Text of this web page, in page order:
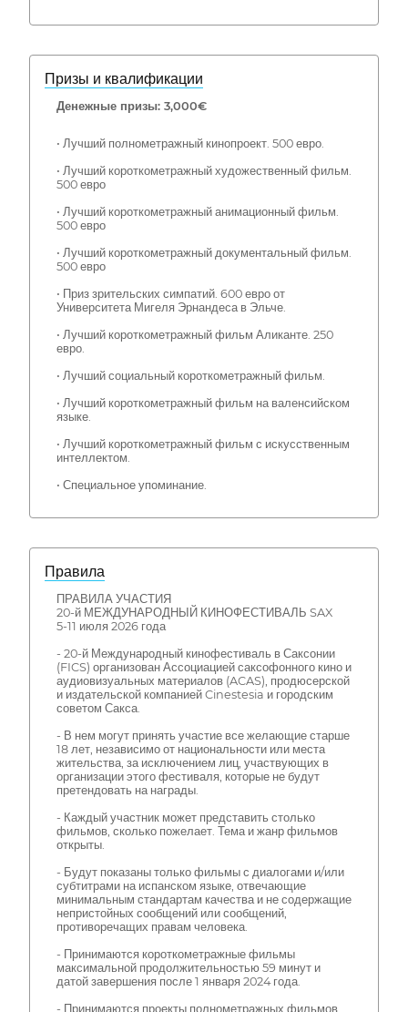
Призы и квалификации
Денежные призы: 3,000€
• Лучший полнометражный кинопроект. 500 евро.
• Лучший короткометражный художественный фильм.
500 евро
• Лучший короткометражный анимационный фильм.
500 евро
• Лучший короткометражный документальный фильм.
500 евро
• Приз зрительских симпатий. 600 евро от
Университета Мигеля Эрнандеса в Эльче.
• Лучший короткометражный фильм Аликанте. 250
евро.
• Лучший социальный короткометражный фильм.
• Лучший короткометражный фильм на валенсийском
языке.
• Лучший короткометражный фильм с искусственным
интеллектом.
• Специальное упоминание.
Правила
ПРАВИЛА УЧАСТИЯ
20-й МЕЖДУНАРОДНЫЙ КИНОФЕСТИВАЛЬ SAX
5-11 июля 2026 года
- 20-й Международный кинофестиваль в Саксонии
(FICS) организован Ассоциацией саксофонного кино и
аудиовизуальных материалов (ACAS), продюсерской
и издательской компанией Cinestesia и городским
советом Сакса.
- В нем могут принять участие все желающие старше
18 лет, независимо от национальности или места
жительства, за исключением лиц, участвующих в
организации этого фестиваля, которые не будут
претендовать на награды.
- Каждый участник может представить столько
фильмов, сколько пожелает. Тема и жанр фильмов
открыты.
- Будут показаны только фильмы с диалогами и/или
субтитрами на испанском языке, отвечающие
минимальным стандартам качества и не содержащие
непристойных сообщений или сообщений,
противоречащих правам человека.
- Принимаются короткометражные фильмы
максимальной продолжительностью 59 минут и
датой завершения после 1 января 2024 года.
- Принимаются проекты полнометражных фильмов